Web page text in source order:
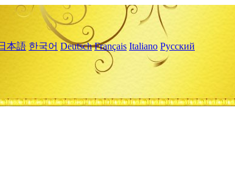
本語 한국어 Deutsch Français Italiano Русский